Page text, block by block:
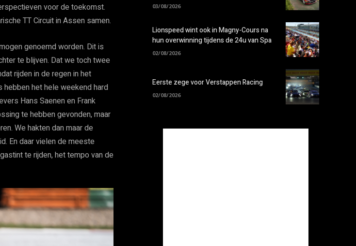
voor de toekomst.
TT Circuit in Assen samen.
genoemd worden. Dit is
te blijven. Dat we toch twee
rijden in de regen in het
hebben het hele weekend hard
Hans Saenen en Frank
te hebben gevonden, maar
We hakten dan maar de
En daar vielen de meeste
te rijden, het tempo van de
03/08/2026
Lionspeed wint ook in Magny-Cours na
hun overwinning tijdens de 24u van Spa
02/08/2026
Eerste zege voor Verstappen Racing
02/08/2026